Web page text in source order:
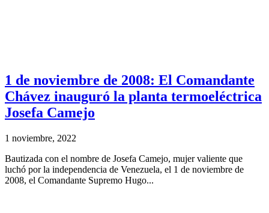
1 de noviembre de 2008: El Comandante
Chávez inauguró la planta termoeléctrica
Josefa Camejo
1 noviembre, 2022
Bautizada con el nombre de Josefa Camejo, mujer valiente que
luchó por la independencia de Venezuela, el 1 de noviembre de
2008, el Comandante Supremo Hugo...